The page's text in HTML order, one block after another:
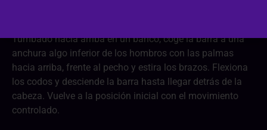
Tumbado hacia arriba en un banco, coge la barra a una
anchura algo inferior de los hombros con las palmas
hacia arriba, frente al pecho y estira los brazos. Flexiona
los codos y desciende la barra hasta llegar detrás de la
cabeza. Vuelve a la posición inicial con el movimiento
controlado.